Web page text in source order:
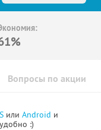
Вопросы по акции
или Android и
:)